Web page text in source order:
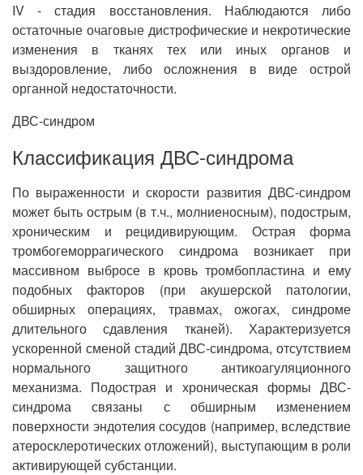
IV - стадия восстановления. Наблюдаются либо
остаточные очаговые дистрофические и некротические
изменения в тканях тех или иных органов и
выздоровление, либо осложнения в виде острой
органной недостаточности.
ДВС-синдром
Классификация ДВС-синдрома
По выраженности и скорости развития ДВС-синдром
может быть острым (в т.ч., молниеносным), подострым,
хроническим и рецидивирующим. Острая форма
тромбогеморрагического синдрома возникает при
массивном выбросе в кровь тромбопластина и ему
подобных факторов (при акушерской патологии,
обширных операциях, травмах, ожогах, синдроме
длительного сдавления тканей). Характеризуется
ускоренной сменой стадий ДВС-синдрома, отсутствием
нормального защитного антикоагуляционного
механизма. Подострая и хроническая формы ДВС-
синдрома связаны с обширным изменением
поверхности эндотелия сосудов (например, вследствие
атеросклеротических отложений), выступающим в роли
активирующей субстанции.